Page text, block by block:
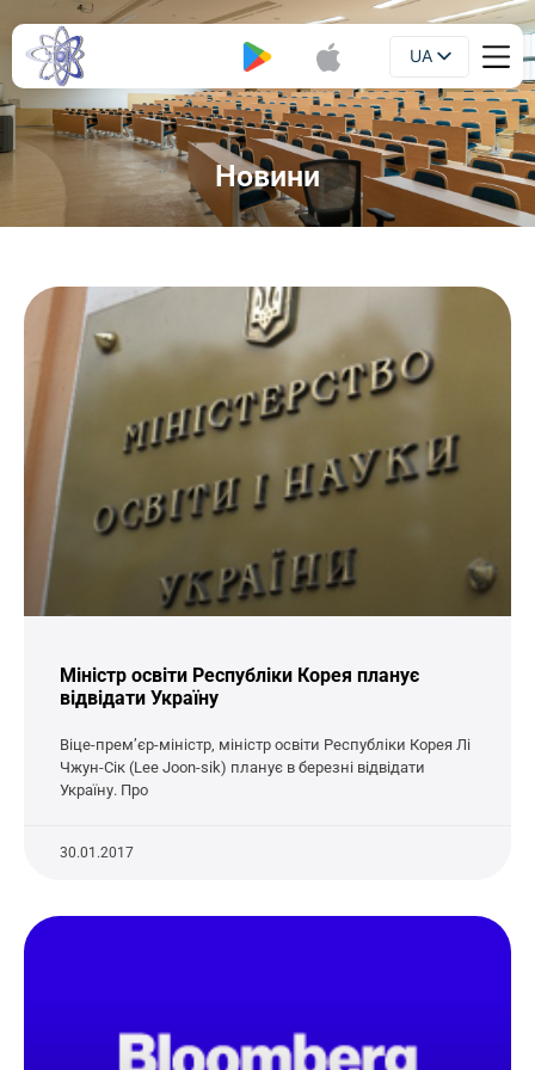
UA
EN
Новини
Міністр освіти Республіки Корея планує
відвідати Україну
Віце-прем’єр-міністр, міністр освіти Республіки Корея Лі
Чжун-Сік (Lee Joon-sik) планує в березні відвідати
Україну. Про
30.01.2017